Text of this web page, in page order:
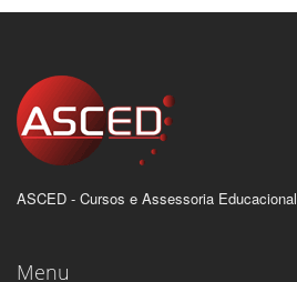
ASCED - Cursos e Assessoria Educacional
Menu